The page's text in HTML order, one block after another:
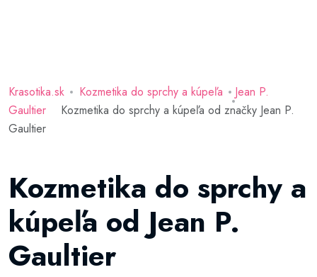
Krasotika.sk Kozmetika do sprchy a kúpeľa
Jean P.
Gaultier
Kozmetika do sprchy a kúpeľa od značky Jean P.
Gaultier
Kozmetika do sprchy a
kúpeľa od Jean P.
Gaultier